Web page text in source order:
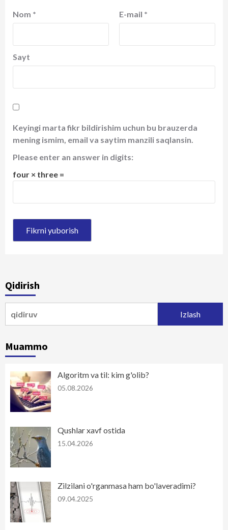
Nom * E-mail *
Sayt
Keyingi marta fikr bildirishim uchun bu brauzerda
mening ismim, email va saytim manzili saqlansin.
Please enter an answer in digits:
four × three =
Qidirish
Muammo
Algoritm va til: kim g'olib?
05.08.2026
Qushlar xavf ostida
15.04.2026
Zilzilani o'rganmasa ham bo'laveradimi?
09.04.2025